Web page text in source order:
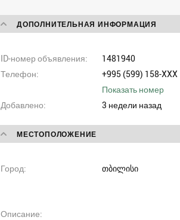
ДОПОЛНИТЕЛЬНАЯ ИНФОРМАЦИЯ
ID-номер объявления
1481940
Телефон
+995 (599) 158-XXX
Показать номер
Добавлено
3 недели назад
МЕСТОПОЛОЖЕНИЕ
Город თბილისი
Описание